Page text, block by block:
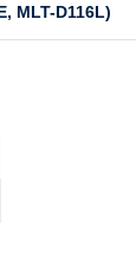
MLT-D116L)